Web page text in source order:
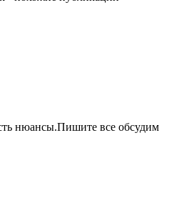
нюансы.Пишите все обсудим